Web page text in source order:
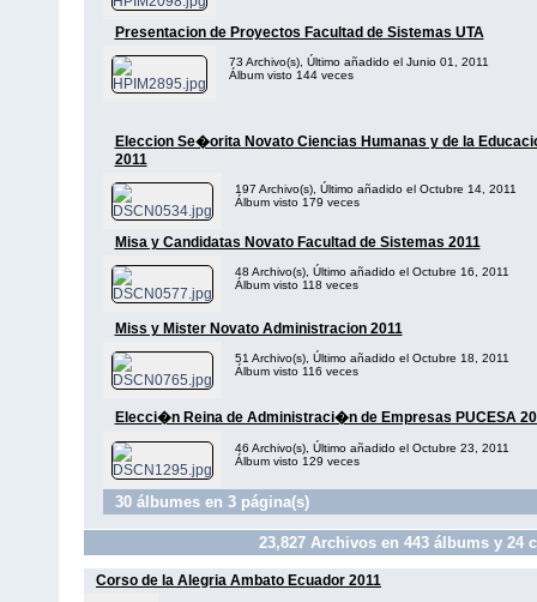
Presentacion de Proyectos Facultad de Sistemas UTA
73 Archivo(s), Último añadido el Junio 01, 2011
Álbum visto 144 veces
Eleccion Se�orita Novato Ciencias Humanas y de la
2011
197 Archivo(s), Último añadido el Octubre 14, 2011
Álbum visto 179 veces
Misa y Candidatas Novato Facultad de Sistemas 2011
48 Archivo(s), Último añadido el Octubre 16, 2011
Álbum visto 118 veces
Miss y Mister Novato Administracion 2011
51 Archivo(s), Último añadido el Octubre 18, 2011
Álbum visto 116 veces
Elecci�n Reina de Administraci�n de Empresas PUCESA
46 Archivo(s), Último añadido el Octubre 23, 2011
Álbum visto 129 veces
30 álbumes en 3 página(s)
23,827Archivos en 443álbums y 24
Corso de la Alegria Ambato Ecuador 2011